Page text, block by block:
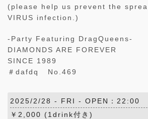
(please help us prevent the
VIRUS infection.)
-Party Featuring DragQueens-
DIAMONDS ARE FOREVER
SINCE 1989
＃dafdq No.469
2025/2/28 - FRI - OPEN：22:00
￥2,000 (1drink付き)